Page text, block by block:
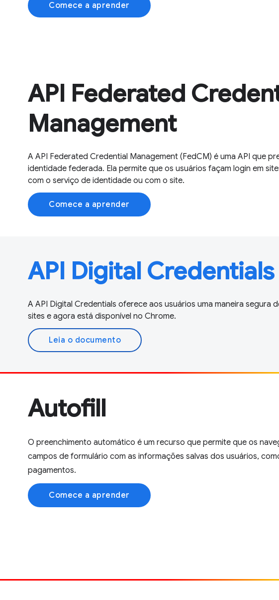
Comece a aprender
API Federated
Management
A API Federated Credential Management (FedCM) é uma API que
identidade federada. Ela permite que os usuários façam login em
com o serviço de identidade ou com o site.
Comece a aprender
API Digital Credentials
A API Digital Credentials oferece aos usuários uma maneira segura
sites e agora está disponível no Chrome.
Leia o documento
Autofill
O preenchimento automático é um recurso que permite que os
campos de formulário com as informações salvas dos usuários,
pagamentos.
Comece a aprender